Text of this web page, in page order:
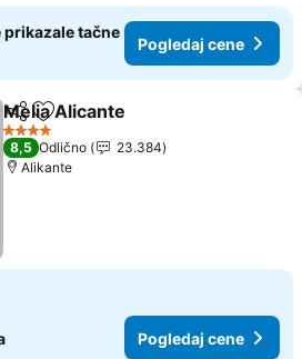
prikazale tačne
Pogledaj cene
Deli Dodati u favorite
Melia Alicante
4 Zvezdice
8,5 Odlično
23.384
Alikante
Pogledaj cene